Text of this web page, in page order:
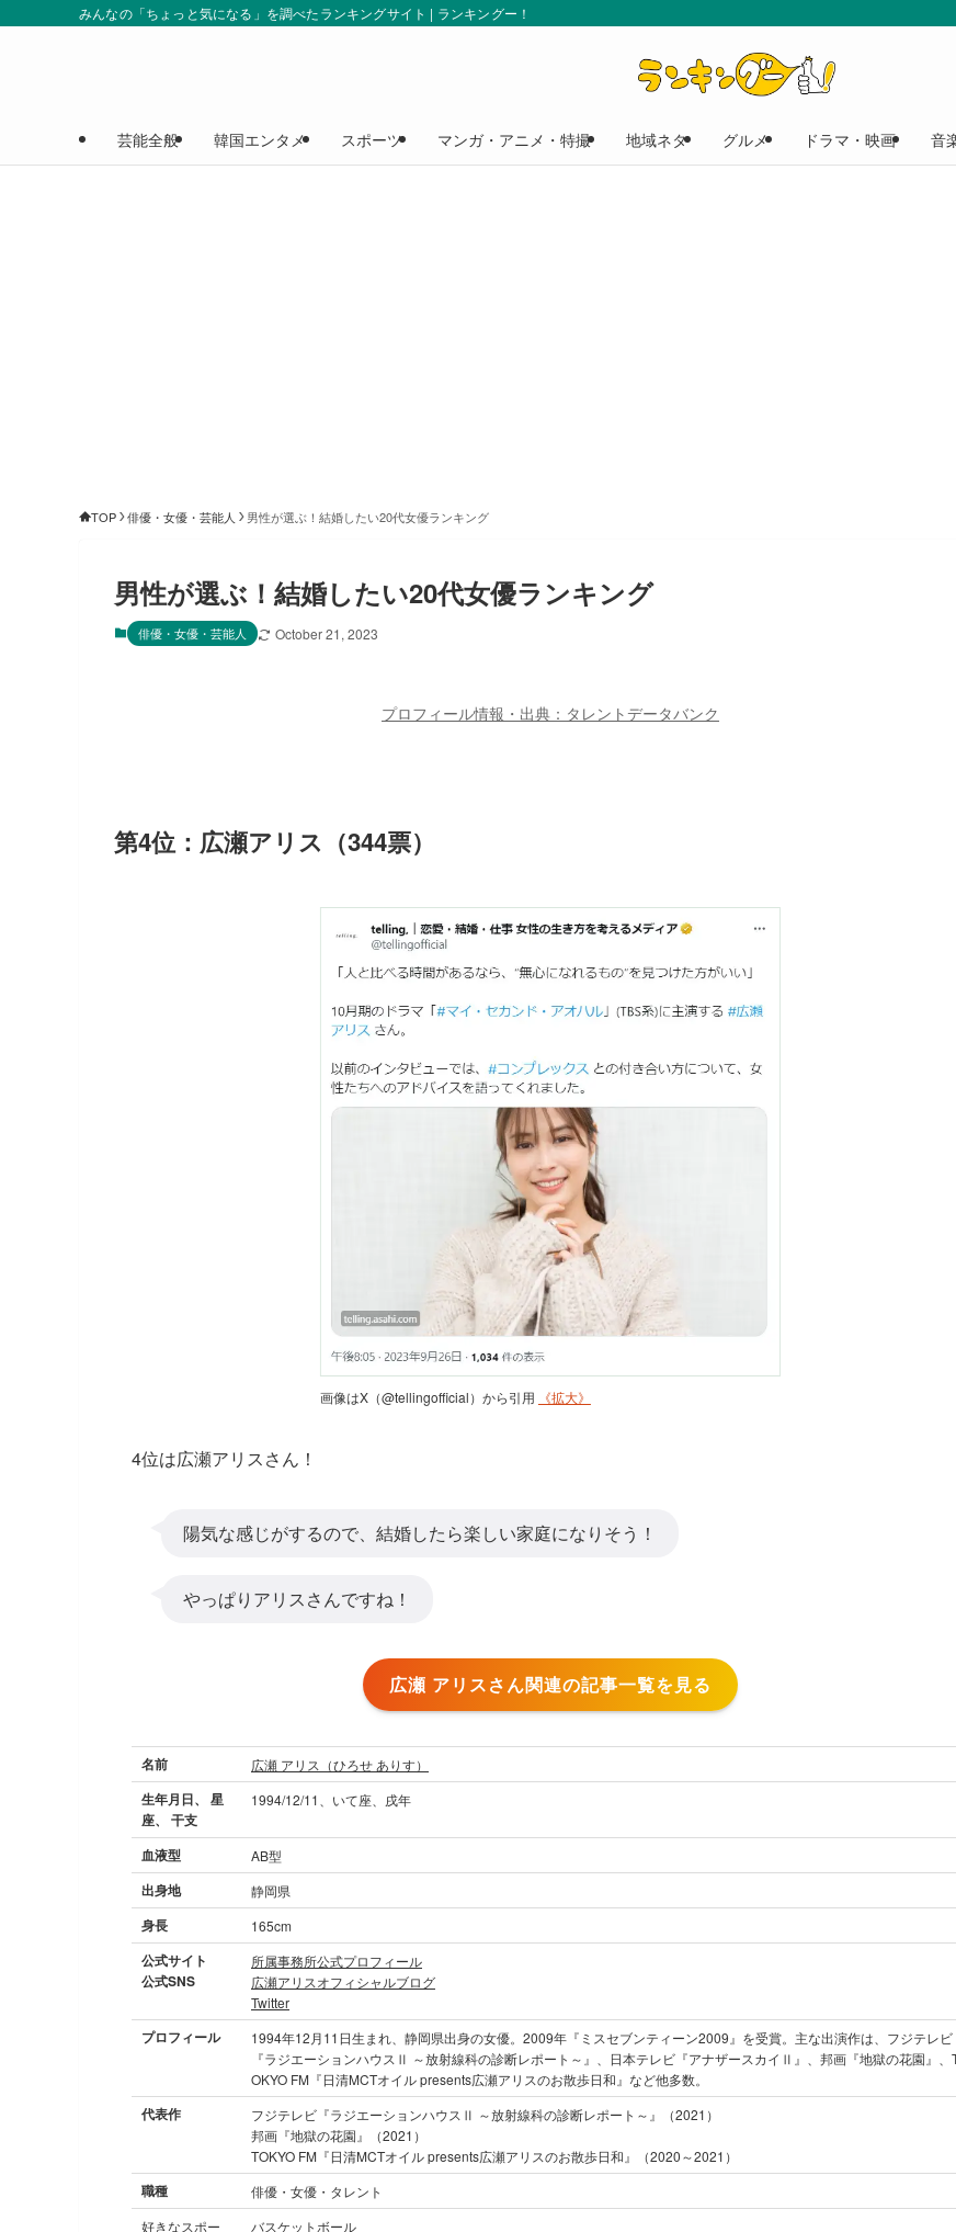
みんなの「ちょっと気になる」を調べたランキングサイト | ランキングー！
芸能全般 韓国エンタメ スポーツ マンガ・アニメ・特撮 地域ネタ グルメ ドラマ・映画 音
TOP 俳優・女優・芸能人 男性が選ぶ！結婚したい20代女優ランキング
男性が選ぶ！結婚したい20代女優ランキング
俳優・女優・芸能人 October 21, 2023
プロフィール情報・出典：タレントデータバンク
第4位：広瀬アリス（344票）
画像はX（@tellingofficial）から引用 《拡大》
4位は広瀬アリスさん！
陽気な感じがするので、結婚したら楽しい家庭になりそう！
やっぱりアリスさんですね！
広瀬 アリスさん関連の記事一覧を見る
名前 広瀬 アリス（ひろせ ありす）
生年月日、 星
座、 干支
1994/12/11、いて座、戌年
血液型 AB型
出身地 静岡県
身長 165cm
公式サイト
公式SNS
所属事務所公式プロフィール
広瀬アリスオフィシャルブログ
Twitter
プロフィール
1994年12月11日生まれ、静岡県出身の女優。2009年『ミスセブンティーン2009』を受賞。主な出演作は、フジテレビ
『ラジエーションハウスⅡ ～放射線科の診断レポート～』、日本テレビ『アナザースカイⅡ』、邦画『地獄の花園』、
OKYO FM『日清MCTオイル presents広瀬アリスのお散歩日和』など他多数。
代表作
フジテレビ『ラジエーションハウスⅡ ～放射線科の診断レポート～』（2021）
邦画『地獄の花園』（2021）
TOKYO FM『日清MCTオイル presents広瀬アリスのお散歩日和』（2020～2021）
職種
俳優・女優・タレント
好きなスポー
バスケットボール